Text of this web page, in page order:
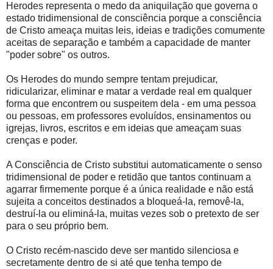
Herodes representa o medo da aniquilação que governa o
estado tridimensional de consciência porque a consciência
de Cristo ameaça muitas leis, ideias e tradições comumente
aceitas de separação e também a capacidade de manter
"poder sobre" os outros.
Os Herodes do mundo sempre tentam prejudicar,
ridicularizar, eliminar e matar a verdade real em qualquer
forma que encontrem ou suspeitem dela - em uma pessoa
ou pessoas, em professores evoluídos, ensinamentos ou
igrejas, livros, escritos e em ideias que ameaçam suas
crenças e poder.
A Consciência de Cristo substitui automaticamente o senso
tridimensional de poder e retidão que tantos continuam a
agarrar firmemente porque é a única realidade e não está
sujeita a conceitos destinados a bloqueá-la, removê-la,
destruí-la ou eliminá-la, muitas vezes sob o pretexto de ser
para o seu próprio bem.
O Cristo recém-nascido deve ser mantido silenciosa e
secretamente dentro de si até que tenha tempo de